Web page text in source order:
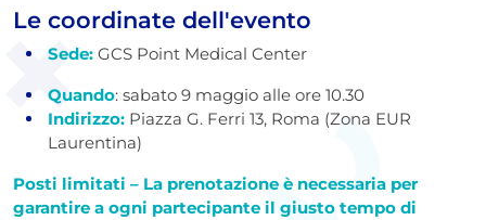
Le coordinate dell'evento
Sede: GCS Point Medical Center
Quando: sabato 9 maggio alle ore 10.30
Indirizzo: Piazza G. Ferri 13, Roma (Zona EUR
Laurentina)
Posti limitati – La prenotazione è necessaria per
garantire a ogni partecipante il giusto tempo di